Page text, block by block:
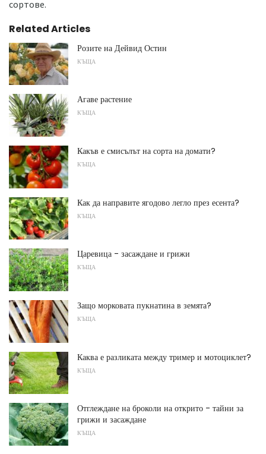
сортове.
Related Articles
Розите на Дейвид Остин
КЪЩА
Агаве растение
КЪЩА
Какъв е смисълът на сорта на домати?
КЪЩА
Как да направите ягодово легло през есента?
КЪЩА
Царевица - засаждане и грижи
КЪЩА
Защо морковата пукнатина в земята?
КЪЩА
Каква е разликата между тример и мотоциклет?
КЪЩА
Отглеждане на броколи на открито - тайни за
грижи и засаждане
КЪЩА